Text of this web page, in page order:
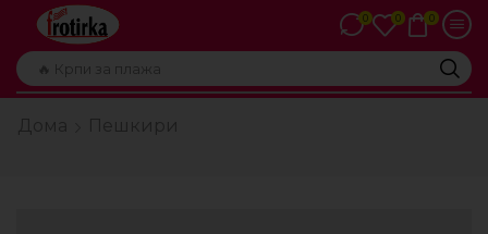
🔥 Пешкири
0 0 0